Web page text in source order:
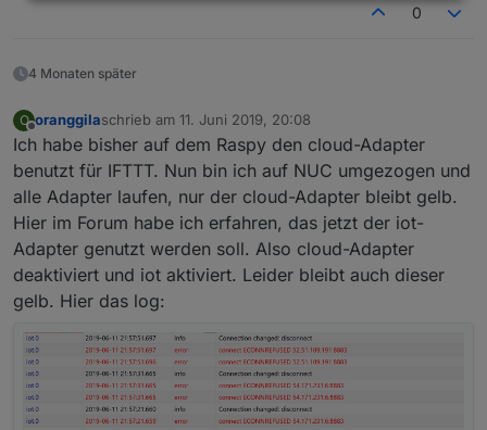
0
4 Monaten später
O
Offline
oranggilaschrieb am 11. Juni 2019, 20:08
zuletzt editiert von
Ich habe bisher auf dem Raspy den cloud-Adapter
benutzt für IFTTT. Nun bin ich auf NUC umgezogen und
alle Adapter laufen, nur der cloud-Adapter bleibt gelb.
Hier im Forum habe ich erfahren, das jetzt der iot-
Adapter genutzt werden soll. Also cloud-Adapter
deaktiviert und iot aktiviert. Leider bleibt auch dieser
gelb. Hier das log: